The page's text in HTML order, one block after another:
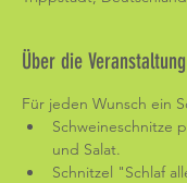
Über die Veranstaltung
Für jeden Wunsch ein
Schweineschnitze
und Salat.
Schnitzel "Schlaf